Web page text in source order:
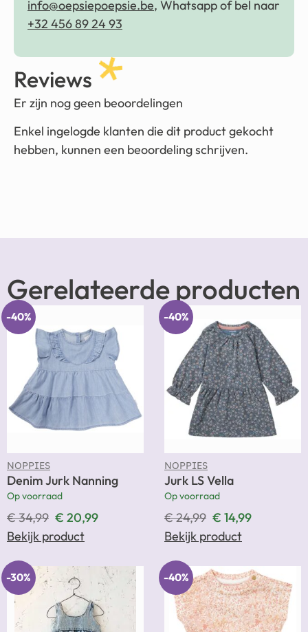
info@oepsiepoepsie.be, Whatsapp of bel naar
+32 456 89 24 93
Reviews
Er zijn nog geen beoordelingen
Enkel ingelogde klanten die dit product gekocht
hebben, kunnen een beoordeling schrijven.
Gerelateerde producten
-40%
NOPPIES
Denim Jurk Nanning
Op voorraad
€34,99 € 20,99
Bekijk product
-40%
NOPPIES
Jurk LS Vella
Op voorraad
€24,99 € 14,99
Bekijk product
-30% -40%